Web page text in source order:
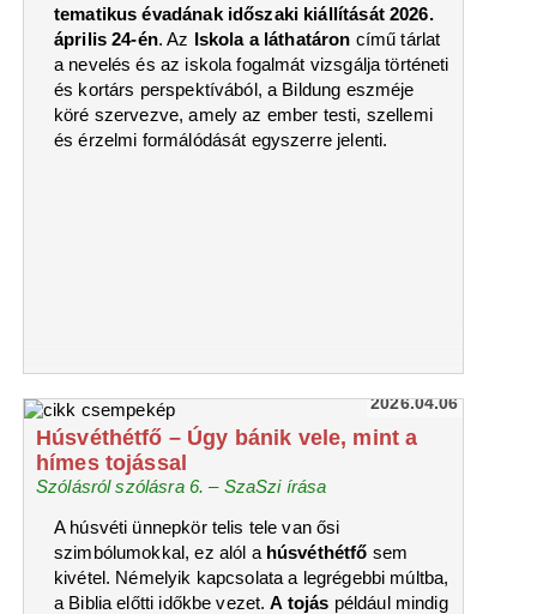
tematikus évadának időszaki kiállítását 2026.
április 24-én. Az Iskola a láthatáron című tárlat
a nevelés és az iskola fogalmát vizsgálja történeti
és kortárs perspektívából, a Bildung eszméje
köré szervezve, amely az ember testi, szellemi
és érzelmi formálódását egyszerre jelenti.
2026.04.06
Húsvéthétfő – Úgy bánik vele, mint a
hímes tojással
Szólásról szólásra 6. – SzaSzi írása
A húsvéti ünnepkör telis tele van ősi
szimbólumokkal, ez alól a húsvéthétfő sem
kivétel. Némelyik kapcsolata a legrégebbi múltba,
a Biblia előtti időkbe vezet.A tojás például mindig